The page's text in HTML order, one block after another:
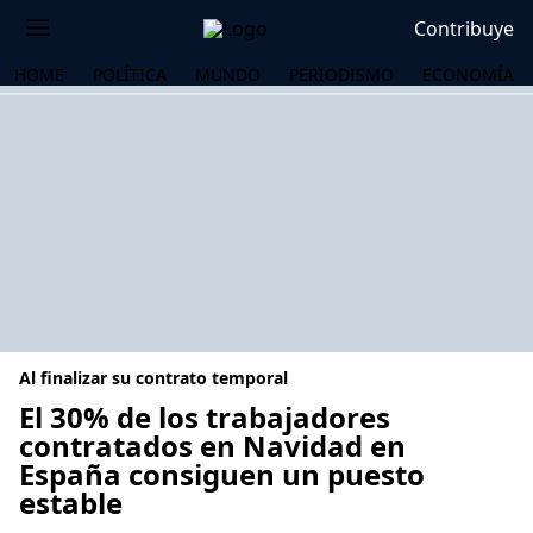
Contribuye
HOME POLÍTICA MUNDO PERIODISMO ECONOMÍA
Al finalizar su contrato temporal
El 30% de los trabajadores
contratados en Navidad en
España consiguen un puesto
estable